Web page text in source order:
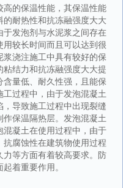
的保温性能，其保温性能
耐热性和抗冻融强度大大
发泡剂与水泥浆之间存在
较长时间而且可以达到很
浇注施工中具有较好的保
结力和抗冻融强度大大提
量低、耐久性强，且能保
过程中，由于发泡混凝土
导致施工过程中出现裂缝
保温隔热层。发泡混凝土
凝土在使用过程中，由于
腐蚀性在建筑物使用过程
等方面有着较高要求。防
着重要作用。